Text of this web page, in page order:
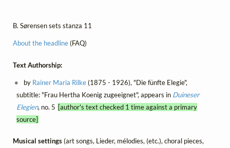
B. Sørensen sets stanza 11
About the headline(FAQ)
Text Authorship:
by Rainer Maria Rilke(1875 - 1926), "Die fünfte Elegie",
subtitle: "Frau Hertha Koenig zugeeignet", appears in Duineser
Elegien, no. 5 [author's text checked 1 time against a primary
source]
Musical settings(art songs, Lieder, mélodies, (etc.), choral pieces,